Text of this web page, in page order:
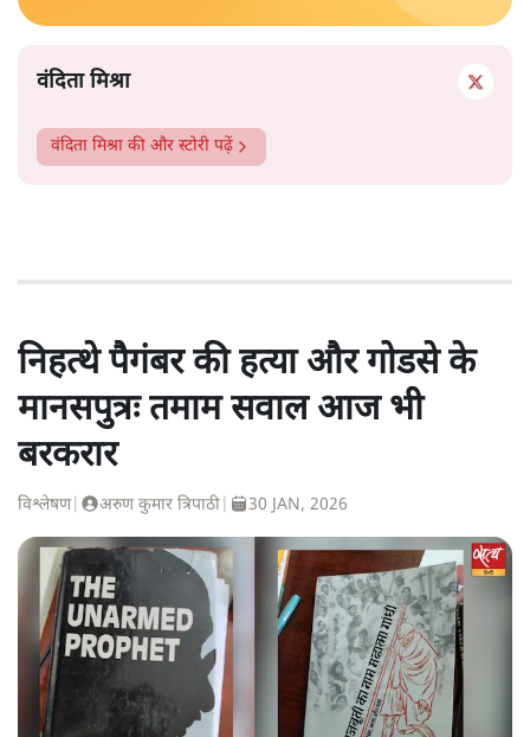
वंदिता मिश्रा
वंदिता मिश्रा की और स्टोरी पढ़ें
निहत्थे पैगंबर की हत्या और गोडसे के
मानसपुत्रः तमाम सवाल आज भी
बरकरार
विश्लेषण| अरुण कुमार त्रिपाठी 30 JAN, 2026